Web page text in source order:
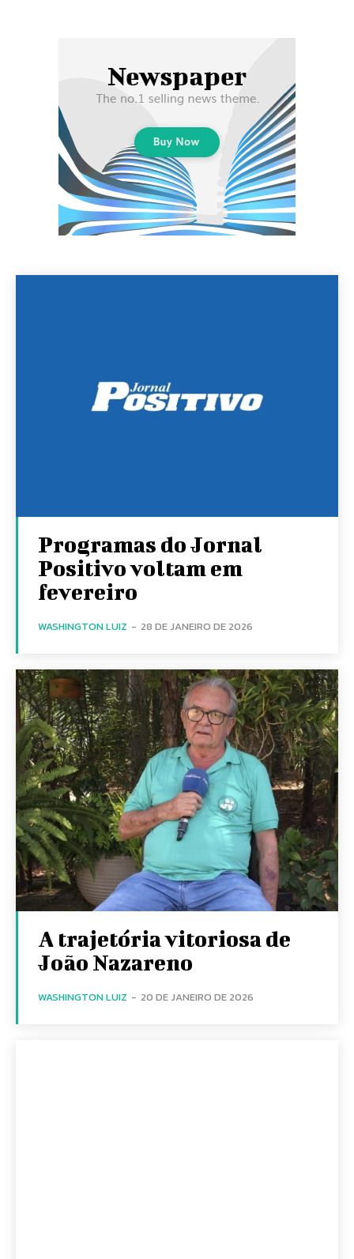
Programas do Jornal
Positivo voltam em
fevereiro
WASHINGTON LUIZ - 28 DE JANEIRO DE 2026
A trajetória vitoriosa de
João Nazareno
WASHINGTON LUIZ - 20 DE JANEIRO DE 2026